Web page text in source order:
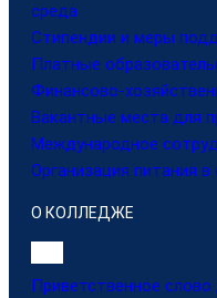
среда
Стипендии и меры
Платные
Финансово-
Вакантные места для
Международное
Организация питания
О КОЛЛЕДЖЕ
Приветственное слово